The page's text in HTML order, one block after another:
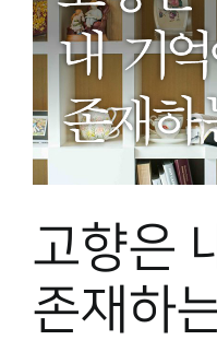
민속이야기
민속 인사이드
박물관 홈페이지
고향은
존재하